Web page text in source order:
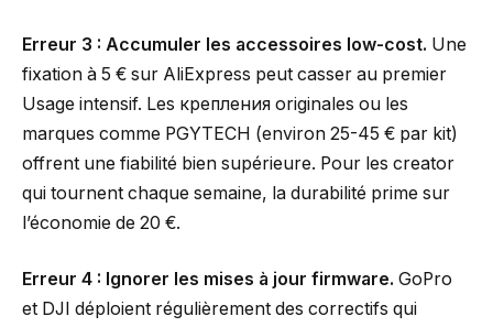
Erreur 3 : Accumuler les accessoires low-cost. Une
fixation à 5 € sur AliExpress peut casser au premier
Usage intensif. Les крепления originales ou les
marques comme PGYTECH (environ 25-45 € par kit)
offrent une fiabilité bien supérieure. Pour les creator
qui tournent chaque semaine, la durabilité prime sur
l’économie de 20 €.
Erreur 4 : Ignorer les mises à jour firmware. GoPro
et DJI déploient régulièrement des correctifs qui